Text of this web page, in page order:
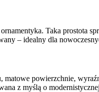
Taka prostota
– idealny dla
powierzchnie,
z myślą o